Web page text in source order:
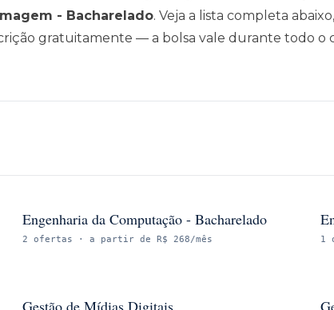
- Bacharelado. Veja a lista completa
gratuitamente — a bolsa vale durante todo o
Engenharia da Computação - Bacharelado
2 ofertas · a partir de R$ 268/mês 1
Gestão de Mídias Digitais